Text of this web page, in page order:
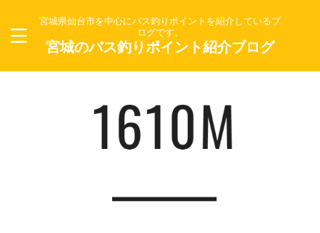
宮城県仙台市を中心にバス釣りポイントを紹介しているブ
ログです。
宮城のバス釣りポイント紹介ブログ